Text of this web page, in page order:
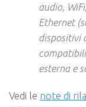
audio,
Ethernet
dispositivi
esterna e
Vedi le note di